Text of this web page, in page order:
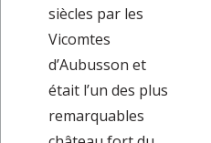
siècles par les
Vicomtes
d’Aubusson et
était l’un des plus
remarquables